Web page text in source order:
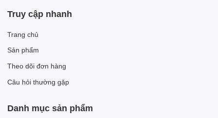
Truy cập nhanh
Trang chủ
Sản phẩm
Theo dõi đơn hàng
Câu hỏi thường gặp
Danh mục sản phẩm